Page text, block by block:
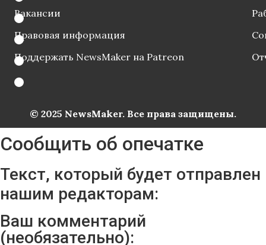
Вакансии
Правовая информация
Поддержать NewsMaker на Patreon
© 2025 NewsMaker. Все права защищены.
Сообщить об опечатке
Текст, который будет отправлен
нашим редакторам:
Ваш комментарий
(необязательно):